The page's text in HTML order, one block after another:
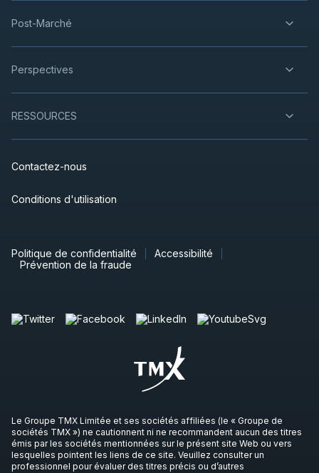
Post-Marché
Perspectives
RESSOURCES
Contactez-nous
Conditions d'utilisation
Politique de confidentialité
Accessibilité
Prévention de la fraude
Le Groupe TMX Limitée et ses sociétés affiliées (le « Groupe de
sociétés TMX ») ne cautionnent ni ne recommandent aucun des titres
émis par les sociétés mentionnées sur le présent site Web ou vers
lesquelles pointent les liens de ce site. Veuillez consulter un
professionnel pour évaluer des titres précis ou d’autres